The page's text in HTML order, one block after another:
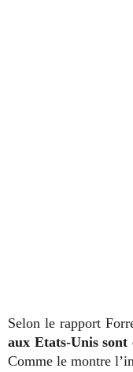
Selon le rapport
aux Etats-Unis sont
Comme le montre